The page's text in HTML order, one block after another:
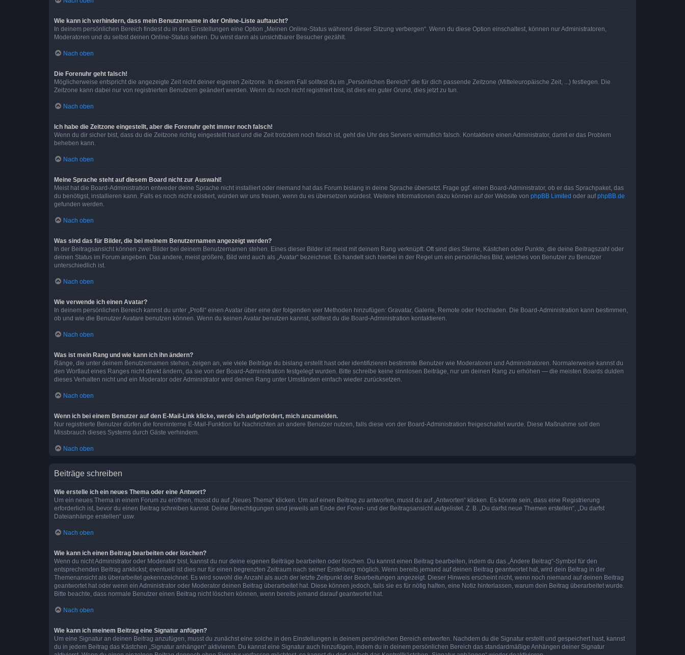
Wie kann ich verhindern, dass mein Benutzername in der Online-Liste auftaucht?
In deinem persönlichen Bereich findest du in den Einstellungen eine Option „Meinen Online-Status während dieser Sitzung verbergen“. Wenn du diese Option einschaltest, können nur Administratoren,
Moderatoren und du selbst deinen Online-Status sehen. Du wirst dann als unsichtbarer Besucher gezählt.
Nach oben
Die Forenuhr geht falsch!
Möglicherweise entspricht die angezeigte Zeit nicht deiner eigenen Zeitzone. In diesem Fall solltest du im „Persönlichen Bereich“ die für dich passende Zeitzone (Mitteleuropäische Zeit, ...) festlegen. Die
Zeitzone kann dabei nur von registrierten Benutzern geändert werden. Wenn du noch nicht registriert bist, ist dies ein guter Grund, dies jetzt zu tun.
Nach oben
Ich habe die Zeitzone eingestellt, aber die Forenuhr geht immer noch falsch!
Wenn du dir sicher bist, dass du die Zeitzone richtig eingestellt hast und die Zeit trotzdem noch falsch ist, geht die Uhr des Servers vermutlich falsch. Kontaktiere einen Administrator, damit er das Problem
beheben kann.
Nach oben
Meine Sprache steht auf diesem Board nicht zur Auswahl!
Meist hat die Board-Administration entweder deine Sprache nicht installiert oder niemand hat das Forum bislang in deine Sprache übersetzt. Frage ggf. einen Board-Administrator, ob er das Sprachpaket, das
du benötigst, installieren kann. Falls es noch nicht existiert, würden wir uns freuen, wenn du es übersetzen würdest. Weitere Informationen dazu können auf der Website von phpBB Limited oder aufphpBB.de
gefunden werden.
Nach oben
Was sind das für Bilder, die bei meinem Benutzernamen angezeigt werden?
In der Beitragsansicht können zwei Bilder bei deinem Benutzernamen stehen. Eines dieser Bilder ist meist mit deinem Rang verknüpft: Oft sind dies Sterne, Kästchen oder Punkte, die deine Beitragszahl oder
deinen Status im Forum angeben. Das andere, meist größere, Bild wird auch als „Avatar“ bezeichnet. Es handelt sich hierbei in der Regel um ein persönliches Bild, welches von Benutzer zu Benutzer
unterschiedlich ist.
Nach oben
Wie verwende ich einen Avatar?
In deinem persönlichen Bereich kannst du unter „Profil“ einen Avatar über eine der folgenden vier Methoden hinzufügen: Gravatar, Galerie, Remote oder Hochladen. Die Board-Administration kann bestimmen,
ob und wie die Benutzer Avatare benutzen können. Wenn du keinen Avatar benutzen kannst, solltest du die Board-Administration kontaktieren.
Nach oben
Was ist mein Rang und wie kann ich ihn ändern?
Ränge, die unter deinem Benutzernamen stehen, zeigen an, wie viele Beiträge du bislang erstellt hast oder identifizieren bestimmte Benutzer wie Moderatoren und Administratoren. Normalerweise kannst du
den Wortlaut eines Ranges nicht direkt ändern, da sie von der Board-Administration festgelegt wurden. Bitte schreibe keine sinnlosen Beiträge, nur um deinen Rang zu erhöhen — die meisten Boards dulden
dieses Verhalten nicht und ein Moderator oder Administrator wird deinen Rang unter Umständen einfach wieder zurücksetzen.
Nach oben
Wenn ich bei einem Benutzer auf den E-Mail-Link klicke, werde ich aufgefordert, mich anzumelden.
Nur registrierte Benutzer dürfen die foreninterne E-Mail-Funktion für Nachrichten an andere Benutzer nutzen, falls diese von der Board-Administration freigeschaltet wurde. Diese Maßnahme soll den
Missbrauch dieses Systems durch Gäste verhindern.
Nach oben
Beiträge schreiben
Wie erstelle ich ein neues Thema oder eine Antwort?
Um ein neues Thema in einem Forum zu eröffnen, musst du auf „Neues Thema“ klicken. Um auf einen Beitrag zu antworten, musst du auf „Antworten“ klicken. Es könnte sein, dass eine Registrierung
erforderlich ist, bevor du einen Beitrag schreiben kannst. Deine Berechtigungen sind jeweils am Ende der Foren- und der Beitragsansicht aufgelistet. Z. B. „Du darfst neue Themen erstellen“, „Du darfst
Dateianhänge erstellen“ usw.
Nach oben
Wie kann ich einen Beitrag bearbeiten oder löschen?
Wenn du nicht Administrator oder Moderator bist, kannst du nur deine eigenen Beiträge bearbeiten oder löschen. Du kannst einen Beitrag bearbeiten, indem du das „Ändere Beitrag“-Symbol für den
entsprechenden Beitrag anklickst; eventuell ist dies nur für einen begrenzten Zeitraum nach seiner Erstellung möglich. Wenn bereits jemand auf deinen Beitrag geantwortet hat, wird dein Beitrag in der
Themenansicht als überarbeitet gekennzeichnet. Es wird sowohl die Anzahl als auch der letzte Zeitpunkt der Bearbeitungen angezeigt. Dieser Hinweis erscheint nicht, wenn noch niemand auf deinen Beitrag
geantwortet hat oder wenn ein Administrator oder Moderator deinen Beitrag überarbeitet hat. Diese können jedoch, falls sie es für nötig halten, eine Notiz hinterlassen, warum dein Beitrag überarbeitet wurde.
Bitte beachte, dass normale Benutzer einen Beitrag nicht löschen können, wenn bereits jemand darauf geantwortet hat.
Nach oben
Wie kann ich meinem Beitrag eine Signatur anfügen?
Um eine Signatur an deinen Beitrag anzufügen, musst du zunächst eine solche in den Einstellungen in deinem persönlichen Bereich entwerfen. Nachdem du die Signatur erstellt und gespeichert hast, kannst
du in jedem Beitrag das Kästchen „Signatur anhängen“ aktivieren. Du kannst eine Signatur auch hinzufügen, indem du in deinem persönlichen Bereich das standardmäßige Anhängen deiner Signatur